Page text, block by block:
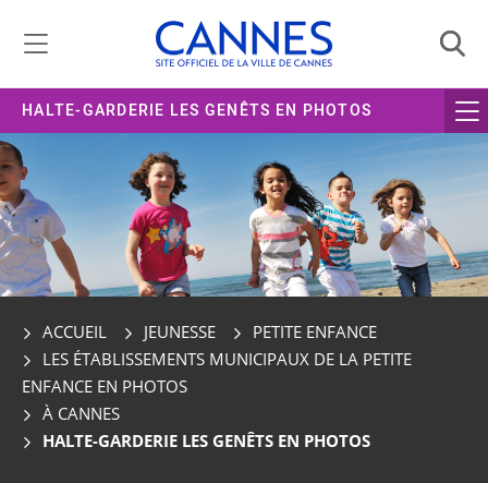
HALTE-GARDERIE LES GENÊTS EN PHOTOS
ACCUEIL JEUNESSE
PETITE ENFANCE
LES ÉTABLISSEMENTS MUNICIPAUX DE LA PETITE
ENFANCE EN PHOTOS
À CANNES
HALTE-GARDERIE LES GENÊTS EN PHOTOS